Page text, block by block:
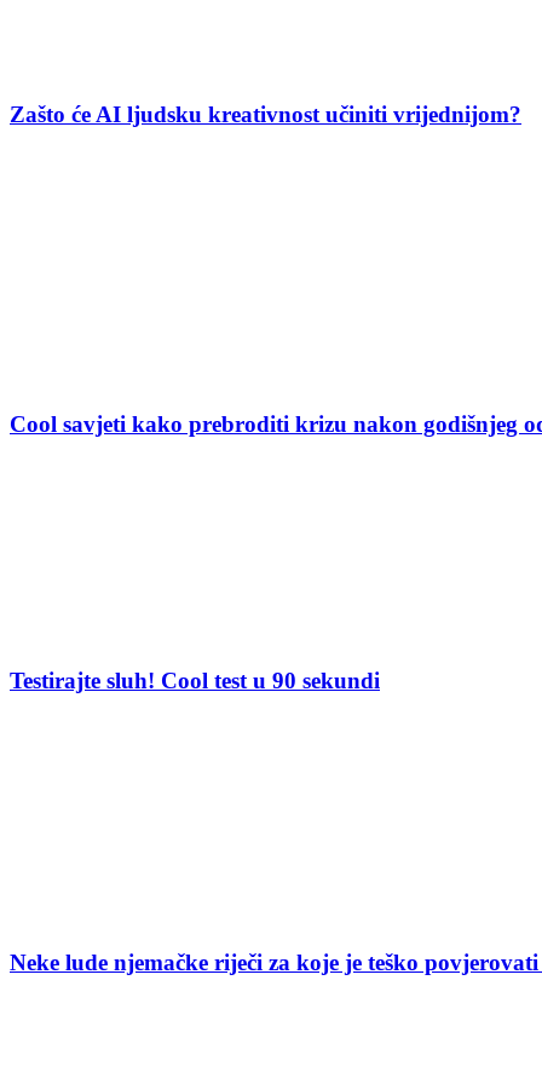
Zašto će AI ljudsku kreativnost učiniti vrijednijom?
Cool savjeti kako prebroditi krizu nakon godišnjeg
Testirajte sluh! Cool test u 90 sekundi
Neke lude njemačke riječi za koje je teško